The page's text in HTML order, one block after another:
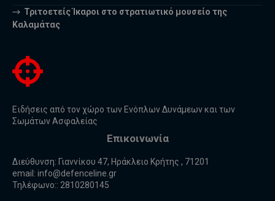
Τριτοετείς Ίκαροι στο στρατιωτικό μουσείο της
Καλαμάτας
Ειδήσεις από τον χώρο των Ενόπλων Δυνάμεων και των
Σωμάτων Ασφαλείας
Επικοινωνία
Διεύθυνση: Γιαννίκου 47, Ηράκλειο Κρήτης , 71201
email: info@defenceline.gr
Τηλέφωνο:: 2810280145